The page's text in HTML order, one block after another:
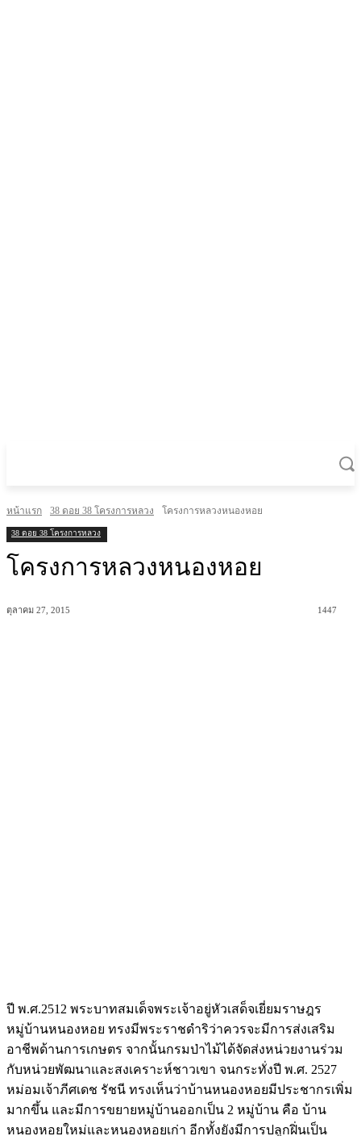
หน้าแรก 38 ดอย 38 โครงการหลวง โครงการหลวงหนองหอย
38 ดอย 38 โครงการหลวง
โครงการหลวงหนองหอย
ตุลาคม 27, 2015 1447
ปี พ.ศ.2512 พระบาทสมเด็จพระเจ้าอยู่หัวเสด็จเยี่ยมราษฎร
หมู่บ้านหนองหอย ทรงมีพระราชดำริว่าควรจะมีการส่งเสริม
อาชีพด้านการเกษตร จากนั้นกรมป่าไม้ได้จัดส่งหน่วยงานร่วม
กับหน่วยพัฒนาและสงเคราะห์ชาวเขา จนกระทั่งปี พ.ศ. 2527
หม่อมเจ้าภีศเดช รัชนี ทรงเห็นว่าบ้านหนองหอยมีประชากรเพิ่ม
มากขึ้น และมีการขยายหมู่บ้านออกเป็น 2 หมู่บ้าน คือ บ้าน
หนองหอยใหม่และหนองหอยเก่า อีกทั้งยังมีการปลูกฝิ่นเป็น